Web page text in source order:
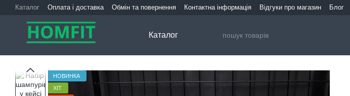
Перейти до основного контенту
Каталог Оплата і доставка Обмін та повернення Контактна інформація Відгуки про магазин Блог
Каталог
НОВИНКА
ХІТ